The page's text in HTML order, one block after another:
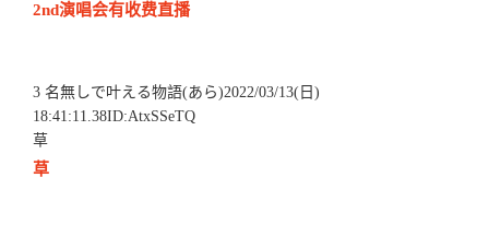
2nd演唱会有收费直播
3 名無しで叶える物語(あら)2022/03/13(日)
18:41:11.38ID:AtxSSeTQ
草
草